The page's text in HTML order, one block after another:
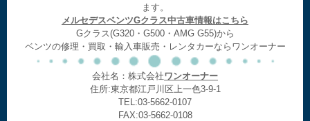
ます。
メルセデスベンツGクラス中古車情報はこちら
Gクラス(G320・G500・AMG G55)から
ベンツの修理・買取・輸入車販売・レンタカーならワンオーナー
会社名：株式会社ワンオーナー
住所:東京都江戸川区上一色3-9-1
TEL:03-5662-0107
FAX:03-5662-0108